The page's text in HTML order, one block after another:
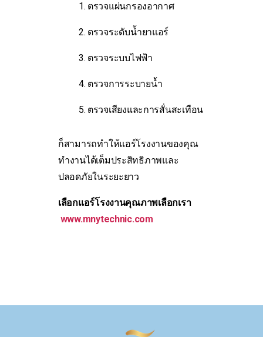
ตรวจแผ่นกรองอากาศ
ตรวจระดับน้ำยาแอร์
ตรวจระบบไฟฟ้า
ตรวจการระบายน้ำ
ตรวจเสียงและการสั่นสะเทือน
ก็สามารถทำให้แอร์โรงงานของคุณ
ทำงานได้เต็มประสิทธิภาพและ
ปลอดภัยในระยะยาว
เลือกแอร์โรงงานคุณภาพเลือกเรา
www.mnytechnic.com